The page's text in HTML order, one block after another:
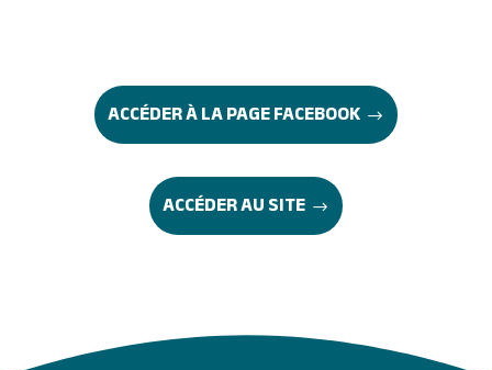
ACCÉDER À LA PAGE FACEBOOK
ACCÉDER AU SITE